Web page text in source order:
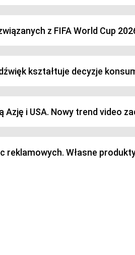
z FIFA World Cup
kształtuje decyzje
i USA. Nowy trend video
reklamowych. Własne